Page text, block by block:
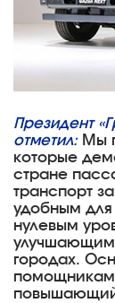
Президент
отметил:Мы
которые
стране
транспорт
удобным
нулевым
улучшающим
городах.